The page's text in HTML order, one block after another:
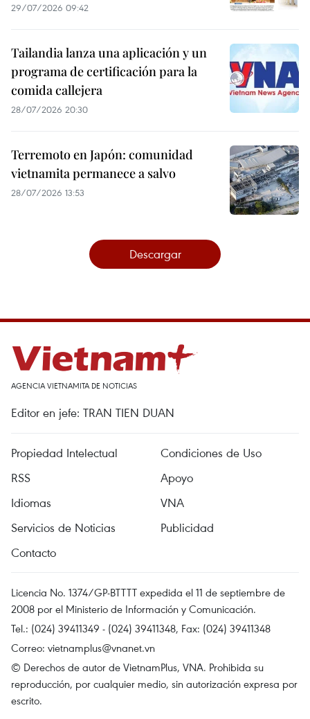
29/07/2026 09:42
Tailandia lanza una aplicación y un
programa de certificación para la
comida callejera
28/07/2026 20:30
Terremoto en Japón: comunidad
vietnamita permanece a salvo
28/07/2026 13:53
Descargar
AGENCIA VIETNAMITA DE NOTICIAS
Editor en jefe: TRAN TIEN DUAN
Propiedad Intelectual
Condiciones de Uso
RSS
Apoyo
Idiomas
VNA
Servicios de Noticias
Publicidad
Contacto
Licencia No. 1374/GP-BTTTT expedida el 11 de septiembre de
2008 por el Ministerio de Información y Comunicación.
Tel.: (024) 39411349 - (024) 39411348, Fax: (024) 39411348
Correo: vietnamplus@vnanet.vn
© Derechos de autor de VietnamPlus, VNA. Prohibida su
reproducción, por cualquier medio, sin autorización expresa por
escrito.